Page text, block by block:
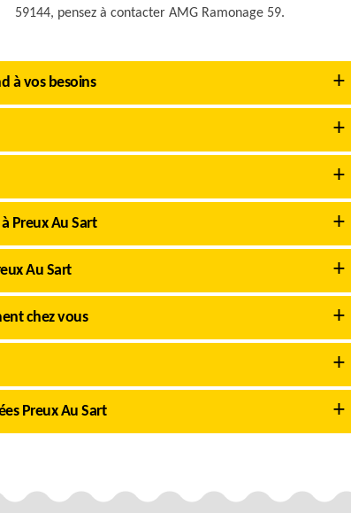
59144, pensez à contacter AMG Ramonage 59.
à vos besoins
Preux Au Sart
Au Sart
chez vous
Preux Au Sart